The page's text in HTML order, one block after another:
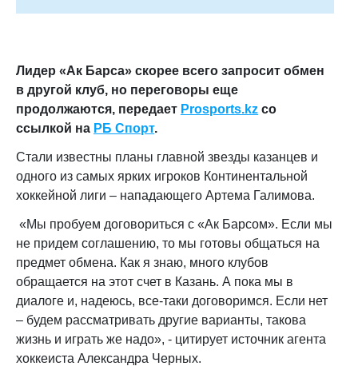
Лидер «Ак Барса» скорее всего запросит обмен
в другой клуб, но переговоры еще
продолжаются, передает Prosports.kz со
ссылкой на РБ Спорт.
Стали известны планы главной звезды казанцев и
одного из самых ярких игроков Континентальной
хоккейной лиги – нападающего Артема Галимова.
«Мы пробуем договориться с «Ак Барсом». Если мы
не придем соглашению, то мы готовы общаться на
предмет обмена. Как я знаю, много клубов
обращается на этот счет в Казань. А пока мы в
диалоге и, надеюсь, все-таки договоримся. Если нет
– будем рассматривать другие варианты, такова
жизнь и играть же надо», - цитирует источник агента
хоккеиста Александра Черных.